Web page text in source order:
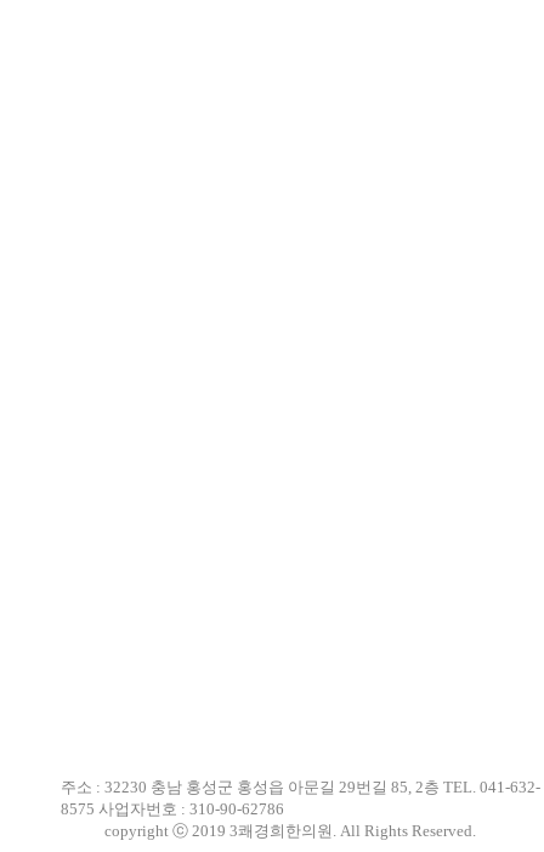
주소 : 32230 충남 홍성군 홍성읍 아문길 29번길 85, 2층 TEL. 041-632-
8575 사업자번호 : 310-90-62786
copyright ⓒ 2019 3쾌경희한의원. All Rights Reserved.